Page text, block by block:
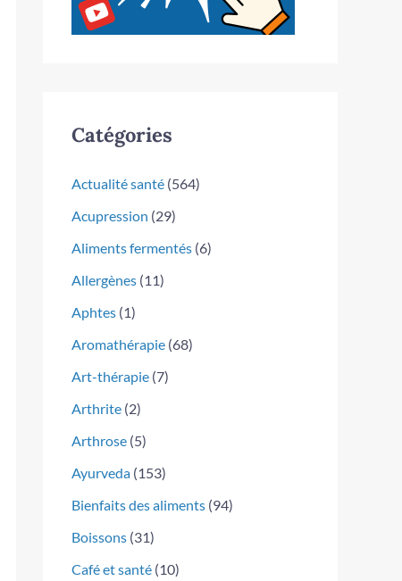
Catégories
Actualité santé (564)
Acupression (29)
Aliments fermentés (6)
Allergènes (11)
Aphtes (1)
Aromathérapie (68)
Art-thérapie (7)
Arthrite (2)
Arthrose (5)
Ayurveda (153)
Bienfaits des aliments (94)
Boissons (31)
Café et santé (10)